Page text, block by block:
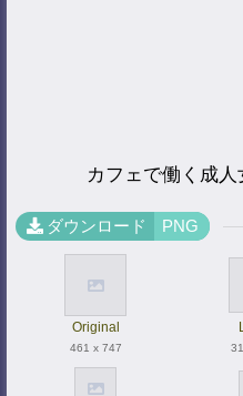
カフェで働く成人
ダウンロード PNG
Original
461 x 747